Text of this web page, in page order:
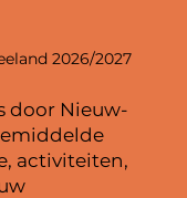
2026/2027
door Nieuw-
activiteiten,